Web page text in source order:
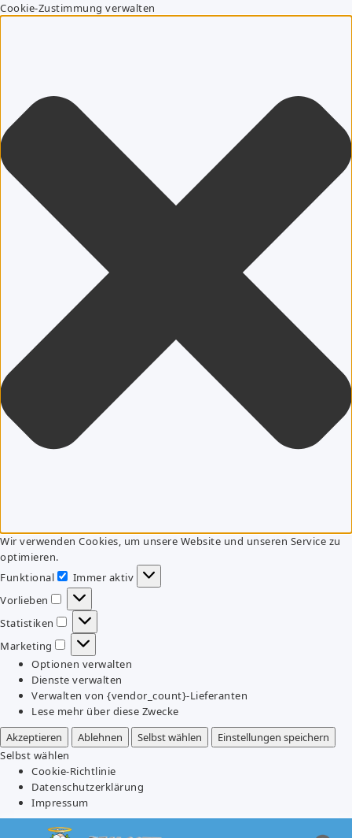
Cookie-Zustimmung verwalten
Wir verwenden Cookies, um unsere Website und unseren Service zu
optimieren.
Funktional
Funktional
Immer aktiv
Vorlieben
Vorlieben
Statistiken
Statistiken
Marketing
Marketing
Optionen verwalten
Dienste verwalten
Verwalten von {vendor_count}-Lieferanten
Lese mehr über diese Zwecke
Akzeptieren
Ablehnen Selbst wählen
Einstellungen speichern
Selbst wählen
Cookie-Richtlinie
Datenschutzerklärung
Impressum